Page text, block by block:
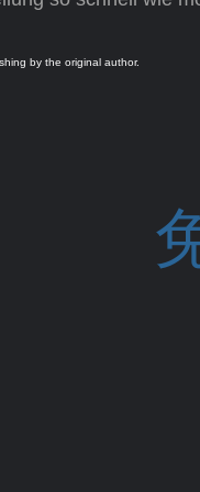
by the original author.